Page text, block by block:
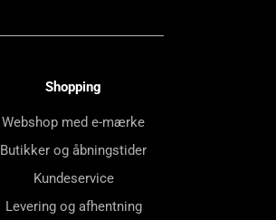
Shopping
Webshop med e-mærke
Butikker og åbningstider
Kundeservice
Levering og afhentning